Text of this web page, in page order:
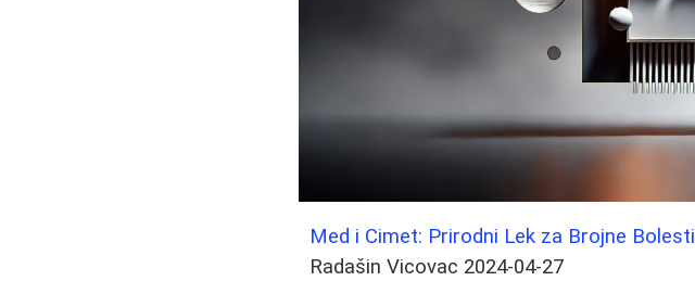
Med i Cimet: Prirodni Lek za Brojne Bolesti
Radašin Vicovac 2024-04-27